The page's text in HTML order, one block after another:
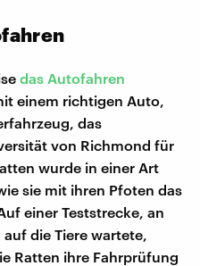
das Autofahren
einem richtigen Auto,
das
von Richmond für
wurde in einer Art
sie mit ihren Pfoten das
einer Teststrecke, an
die Tiere wartete,
Ratten ihre Fahrprüfung